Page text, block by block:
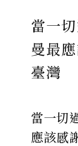
當一
曼最
臺灣
當一切
應該感